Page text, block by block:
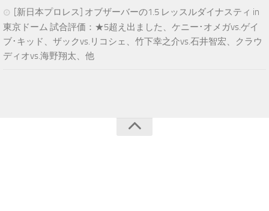
[新日本プロレス] オブザーバーの1.5 レッスルダイナスティ in
東京ドーム 試合評価：★5超え出ました、ケニー･オメガvs.ゲイ
ブ･キッド、ザックvs.リコシェ、竹下幸之介vs.石井智宏、クラウ
ディオvs.海野翔太、他